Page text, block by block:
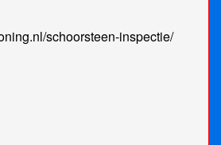
schoorsteen-inspectie/